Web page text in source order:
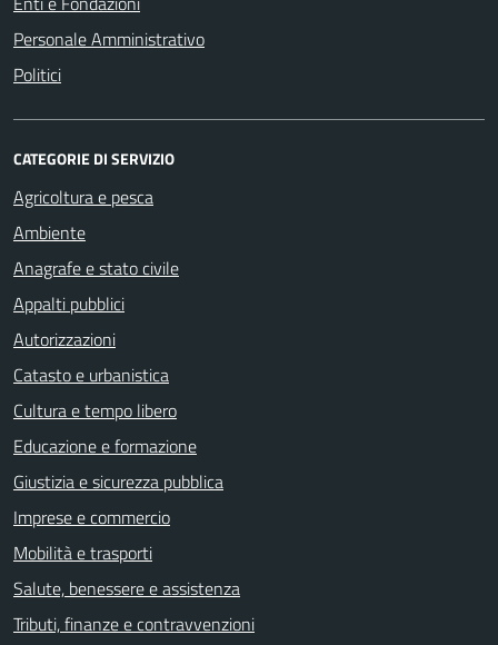
Personale Amministrativo
Politici
CATEGORIE DI SERVIZIO
Agricoltura e pesca
Ambiente
Anagrafe e stato civile
Appalti pubblici
Autorizzazioni
Catasto e urbanistica
Cultura e tempo libero
Educazione e formazione
Giustizia e sicurezza pubblica
Imprese e commercio
Mobilità e trasporti
Salute, benessere e assistenza
Tributi, finanze e contravvenzioni